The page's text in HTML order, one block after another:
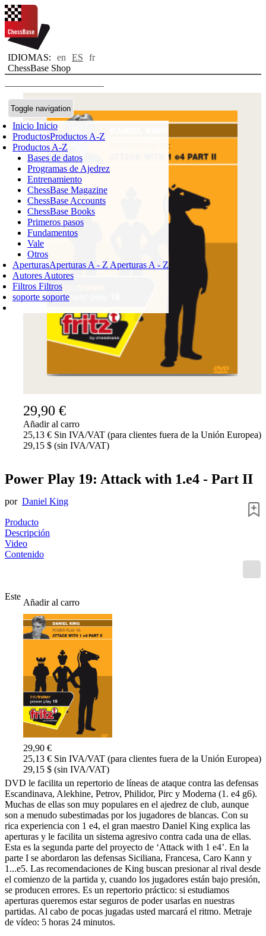
IDIOMAS: en ES
fr
ChessBase Shop
Toggle navigation
Inicio Inicio
ProductosProductos A-Z
Productos A-Z
Bases de datos
Programas de Ajedrez
Entrenamiento
ChessBase Magazine
ChessBase Accounts
ChessBase Books
Primeros pasos
Fundamentos
Vale
Otros
AperturasAperturas A - Z Aperturas A - Z
Autores Autores
Filtros Filtros
soporte soporte
Login
CARRO DE LA COMPRA
PRODUCTO
0,00 €
✔
29,90 €
Añadir al carro
25,13 € Sin IVA/VAT (para clientes fuera de la Unión Europea)
29,15 $ (sin IVA/VAT)
Power Play 19: Attack with 1.e4 - Part II
por Daniel King
Producto
Descripción
Video
Contenido
Añadir al carro
29,90 €
25,13 € Sin IVA/VAT (para clientes fuera de la Unión Europea)
29,15 $ (sin IVA/VAT)
Este
DVD le facilita un repertorio de líneas de ataque contra las defensas
Escandinava, Alekhine, Petrov, Philidor, Pirc y Moderna (1. e4 g6).
Muchas de ellas son muy populares en el ajedrez de club, aunque
son a menudo subestimadas por los jugadores de blancas. Con su
rica experiencia con 1 e4, el gran maestro Daniel King explica las
aperturas y le facilita un sistema agresivo contra cada una de ellas.
Esta es la segunda parte del proyecto de ‘Attack with 1 e4’. En la
parte I se abordaron las defensas Siciliana, Francesa, Caro Kann y
1...e5. Las recomendaciones de King buscan presionar al rival desde
el comienzo de la partida y, cuando los jugadores están bajo presión,
se producen errores. Es un repertorio práctico: si estudiamos
aperturas queremos estar seguros de poder usarlas en nuestras
partidas. Al cabo de pocas jugadas usted marcará el ritmo. Metraje
de vídeo: 5 horas 24 minutos.